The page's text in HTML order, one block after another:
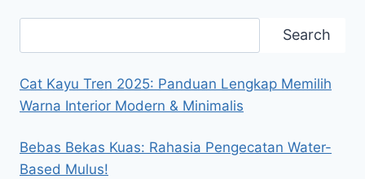
Search
Cat Kayu Tren 2025: Panduan Lengkap Memilih
Warna Interior Modern & Minimalis
Bebas Bekas Kuas: Rahasia Pengecatan Water-
Based Mulus!